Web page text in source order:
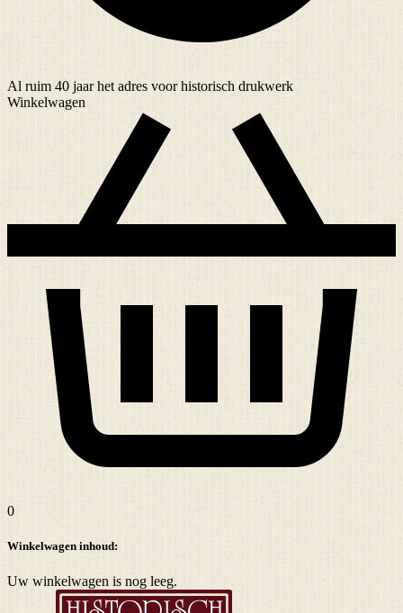
Al ruim 40 jaarhet adres voor historisch drukwerk
Winkelwagen
0
Winkelwagen inhoud:
Uw winkelwagen is nog leeg.